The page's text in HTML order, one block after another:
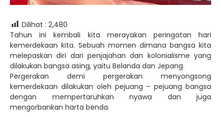
Dilihat : 2,480
Tahun ini kembali kita merayakan peringatan hari
kemerdekaan kita. Sebuah momen dimana bangsa kita
melepaskan diri dari penjajahan dan kolonialisme yang
dilakukan bangsa asing, yaitu Belanda dan Jepang.
Pergerakan demi pergerakan menyongsong
kemerdekaan dilakukan oleh pejuang – pejuang bangsa
dengan mempertaruhkan nyawa dan juga
mengorbankan harta benda.